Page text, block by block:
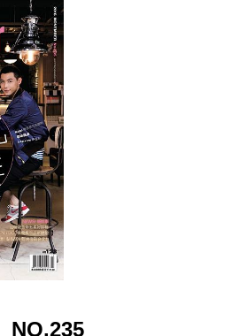
NO.235